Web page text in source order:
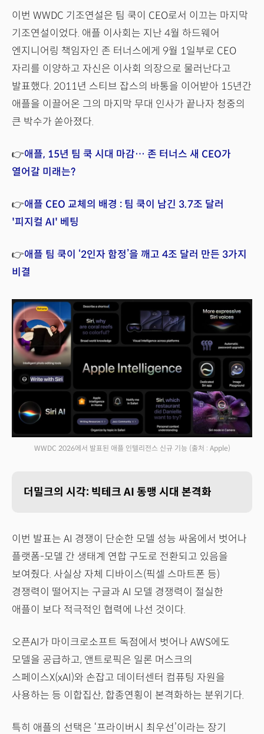
이번 WWDC 기조연설은 팀 쿡이 CEO로서 이끄는 마지막
기조연설이었다. 애플 이사회는 지난 4월 하드웨어
엔지니어링 책임자인 존 터너스에게 9월 1일부로 CEO
자리를 이양하고 자신은 이사회 의장으로 물러난다고
발표했다. 2011년 스티브 잡스의 바통을 이어받아 15년간
애플을 이끌어온 그의 마지막 무대 인사가 끝나자 청중의
큰 박수가 쏟아졌다.
👉애플, 15년 팀 쿡 시대 마감… 존 터너스 새 CEO가
열어갈 미래는?
👉애플 CEO 교체의 배경 : 팀 쿡이 남긴 3.7조 달러
'피지컬 AI' 베팅
👉애플 팀 쿡이 ‘2인자 함정’을 깨고 4조 달러 만든 3가지
비결
WWDC 2026에서 발표된 애플 인텔리전스 신규 기능 (출처 : Apple)
더밀크의 시각: 빅테크 AI 동맹 시대 본격화
이번 발표는 AI 경쟁이 단순한 모델 성능 싸움에서 벗어나
플랫폼-모델 간 생태계 연합 구도로 전환되고 있음을
보여줬다. 사실상 자체 디바이스(픽셀 스마트폰 등)
경쟁력이 떨어지는 구글과 AI 모델 경쟁력이 절실한
애플이 보다 적극적인 협력에 나선 것이다.
오픈AI가 마이크로소프트 독점에서 벗어나 AWS에도
모델을 공급하고, 앤트로픽은 일론 머스크의
스페이스X(xAI)와 손잡고 데이터센터 컴퓨팅 자원을
사용하는 등 이합집산, 합종연횡이 본격화하는 분위기다.
특히 애플의 선택은 ‘프라이버시 최우선’이라는 장기